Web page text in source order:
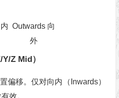
Outwards 向
外
Z Mid）
偏移。仅对向内（Inwards）